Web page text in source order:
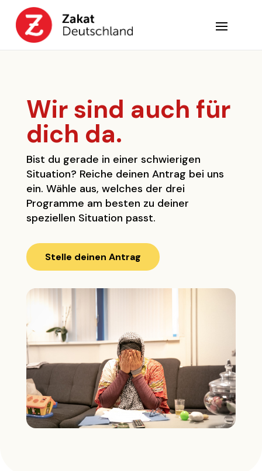
Wir sind auch für
dich da.
Bist du gerade in einer schwierigen
Situation? Reiche deinen Antrag bei uns
ein. Wähle aus, welches der drei
Programme am besten zu deiner
speziellen Situation passt.
Stelle deinen Antrag